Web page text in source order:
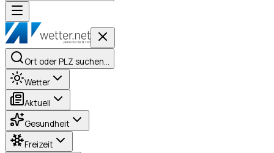
Ort oder PLZ suchen…
Wetter
Aktuell
Gesundheit
Freizeit